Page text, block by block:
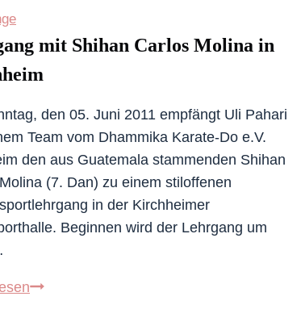
2024
mit Shihan Carlos Molina in
den 05. Juni 2011 empfängt Uli Pahari
Team vom Dhammika Karate-Do e.V.
den aus Guatemala stammenden Shihan
(7. Dan) zu einem stiloffenen
in der Kirchheimer
Beginnen wird der Lehrgang um
Lehrgang